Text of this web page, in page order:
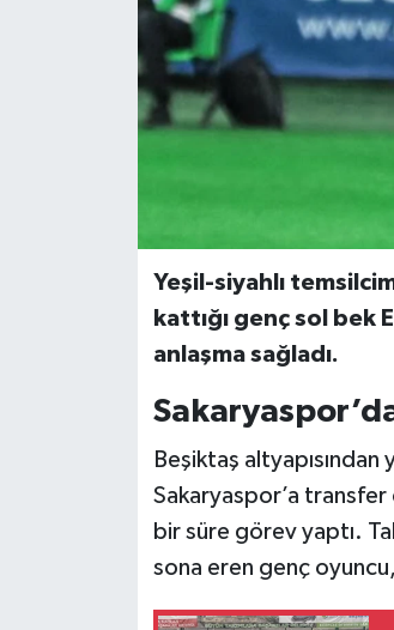
Yeşil-siyahlı
kattığı genç sol bek
anlaşma sağladı.
Beşiktaş
Sakaryaspor’a transfer
bir süre görev yaptı.
sona eren genç